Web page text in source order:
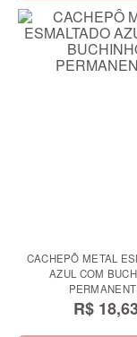
CACHEPÔ METAL
AZUL COM
R$